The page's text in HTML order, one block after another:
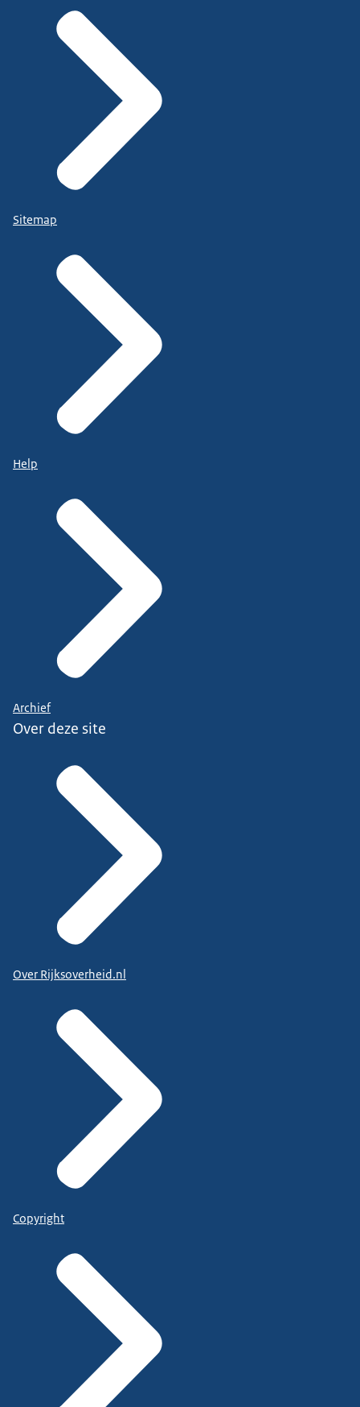
Sitemap
Help
Archief
Over deze site
Over Rijksoverheid.nl
Copyright